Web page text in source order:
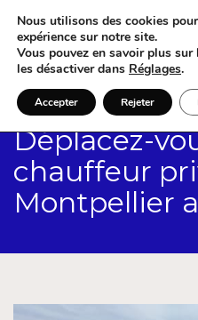
Déplacez-
chauffeur
Montpellier
Nous utilisons des cookies
expérience sur notre site.
Vous pouvez en savoir plus
les désactiver dans Réglages.
Accepter Rejeter